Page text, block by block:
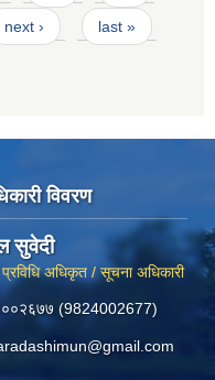
next › last »
विवरण
सुवेदी
अधिकृत / सूचना अधिकारी
(9824002677)